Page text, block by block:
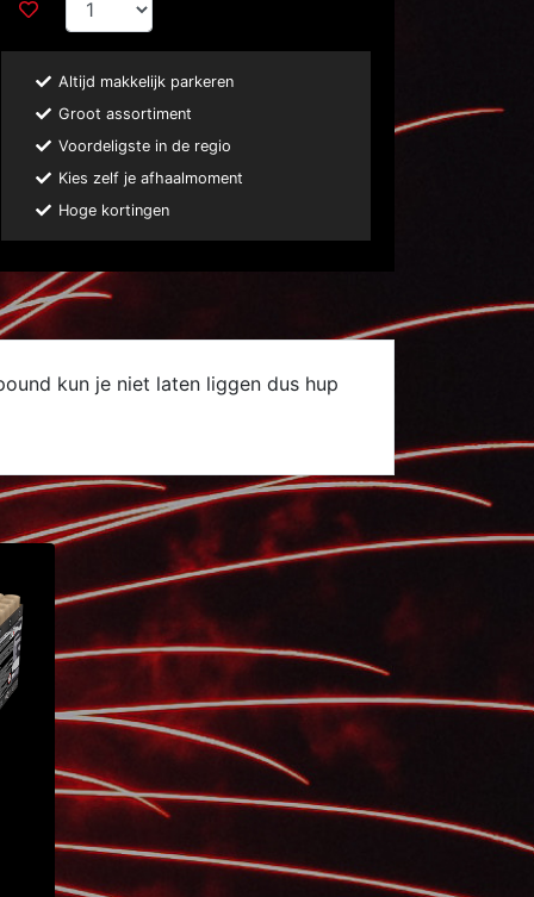
Altijd makkelijk parkeren
Groot assortiment
Voordeligste in de regio
Kies zelf je afhaalmoment
Hoge kortingen
kun je niet laten liggen dus hup